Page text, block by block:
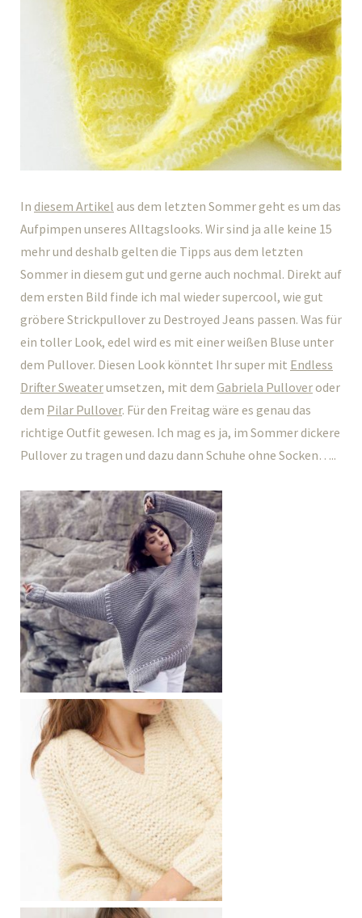
In diesem Artikel aus dem letzten Sommer geht es um das
Aufpimpen unseres Alltagslooks. Wir sind ja alle keine 15
mehr und deshalb gelten die Tipps aus dem letzten
Sommer in diesem gut und gerne auch nochmal. Direkt auf
dem ersten Bild finde ich mal wieder supercool, wie gut
gröbere Strickpullover zu Destroyed Jeans passen. Was für
ein toller Look, edel wird es mit einer weißen Bluse unter
dem Pullover. Diesen Look könntet Ihr super mit Endless
Drifter Sweaterumsetzen, mit dem Gabriela Pulloveroder
dem Pilar Pullover. Für den Freitag wäre es genau das
richtige Outfit gewesen. Ich mag es ja, im Sommer dickere
Pullover zu tragen und dazu dann Schuhe ohne Socken…..